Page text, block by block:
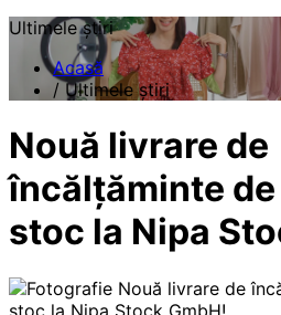
Ultimele știri
Acasă
/ Ultimele știri
Nouă livrare de
încălțăminte
stoc la Nipa